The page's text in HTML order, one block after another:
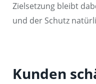
Zielsetzung bleibt
und der Schutz
Kunden